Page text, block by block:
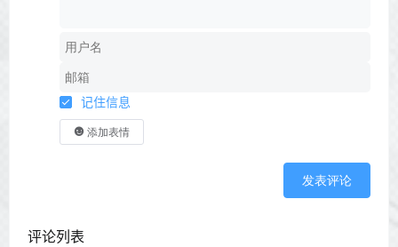
记住信息
添加表情
发表评论
评论列表